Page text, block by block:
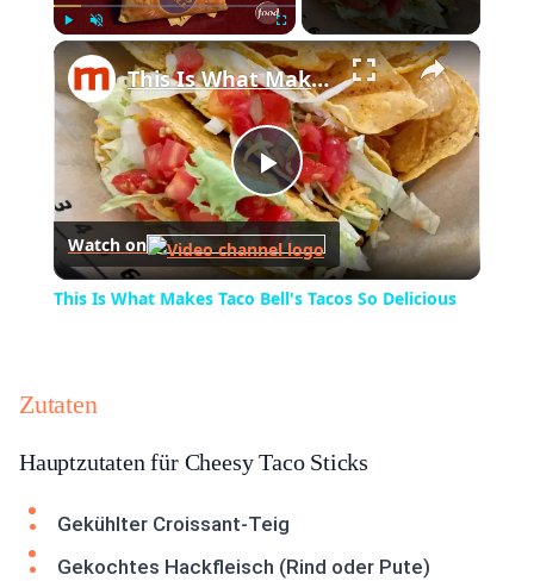
Unmute Fullscreen ×
Play
Video
This Is What Makes Taco Bell's Tacos So Delicious
Watch on
This Is What Makes Taco Bell's Tacos So Delicious
Zutaten
Hauptzutaten für Cheesy Taco Sticks
Gekühlter Croissant-Teig
Gekochtes Hackfleisch (Rind oder Pute)